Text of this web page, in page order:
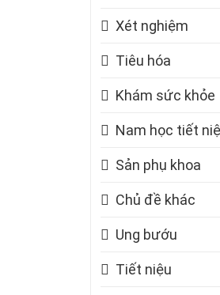
Xét nghiệm
Tiêu hóa
Khám sức khỏe
Nam học tiết
Sản phụ khoa
Chủ đề khác
Ung bướu
Tiết niệu